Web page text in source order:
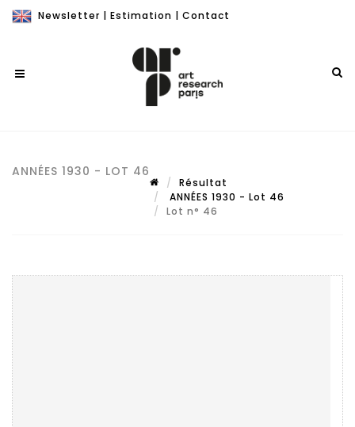
Newsletter | Estimation | Contact
ANNÉES 1930 - LOT 46
Résultat
ANNÉES 1930 - Lot 46
Lot n° 46